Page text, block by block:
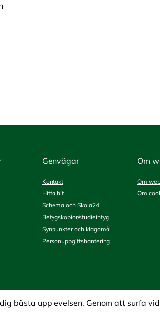
Genvägar
Kontakt
Hitta hit
Schema och Skola24
Betygskopior/studieintyg
Synpunkter och klagomål
Personuppgiftshantering
Om
Om
Om
bästa upplevelsen. Genom att surfa